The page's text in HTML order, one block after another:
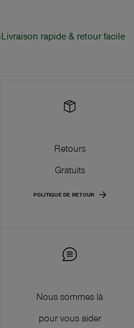
Livraison rapide & retour facile
Retours
Gratuits
POLITIQUE DE RETOUR
Nous sommes là
pour vous aider